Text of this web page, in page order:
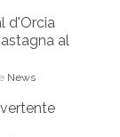
d'Orcia
al
News